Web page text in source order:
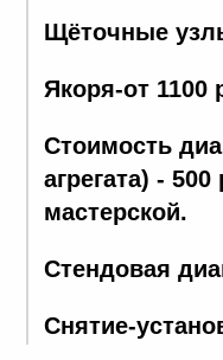
Щёточные
Якоря-от 1100
Стоимость
агрегата) -
мастерской.
Стендовая
Снятие-